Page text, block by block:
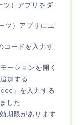
ツ）アプリをダ
ツ）アプリにユ
コードを入力す
ーションを開く
加する
」を入力する
した
期限があります